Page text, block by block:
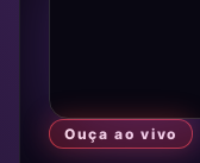
Ouça ao vivo